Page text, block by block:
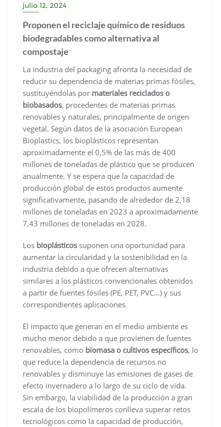
julio 12, 2024
Proponen el reciclaje químico de residuos
biodegradables como alternativa al
compostaje
La industria del packaging afronta la necesidad de
reducir su dependencia de materias primas fósiles,
sustituyéndolas por materiales reciclados o
biobasados, procedentes de materias primas
renovables y naturales, principalmente de origen
vegetal. Según datos de la asociación European
Bioplastics, los bioplásticos representan
aproximadamente el 0,5% de las más de 400
millones de toneladas de plástico que se producen
anualmente. Y se espera que la capacidad de
producción global de estos productos aumente
significativamente, pasando de alrededor de 2,18
millones de toneladas en 2023 a aproximadamente
7,43 millones de toneladas en 2028.
Los bioplásticos suponen una oportunidad para
aumentar la circularidad y la sostenibilidad en la
industria debido a que ofrecen alternativas
similares a los plásticos convencionales obtenidos
a partir de fuentes fósiles (PE, PET, PVC…) y sus
correspondientes aplicaciones.
El impacto que generan en el medio ambiente es
mucho menor debido a que provienen de fuentes
renovables, como biomasa o cultivos específicos, lo
que reduce la dependencia de recursos no
renovables y disminuye las emisiones de gases de
efecto invernadero a lo largo de su ciclo de vida.
Sin embargo, la viabilidad de la producción a gran
escala de los biopolímeros conlleva superar retos
tecnológicos como la capacidad de producción,